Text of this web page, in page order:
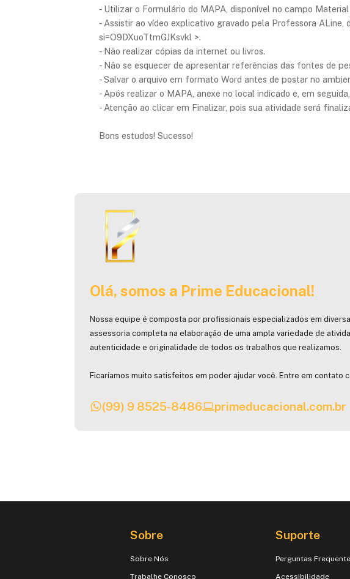
- Utilizar o Formulário do MAPA, disponível no campo
- Assistir ao vídeo explicativo gravado pela Professora
si=O9DXuoTtmGJKsvkl >.
- Não realizar cópias da internet ou livros.
- Não se esquecer de apresentar referências das fontes de
- Salvar o arquivo em formato Word antes de postar no
- Após realizar o MAPA, anexe no local indicado e, em
- Atenção ao clicar em Finalizar, pois sua atividade será
Bons estudos! Sucesso!
Olá, somos a Prime Educacional!
Nossa equipe é composta por profissionais especializados em
assessoria completa na elaboração de uma ampla variedade de
autenticidade e originalidade de todos os trabalhos que realizamos.
Ficaríamos muito satisfeitos em poder ajudar você. Entre em contato
(99) 9 8525-8486 primeducacional.com.br
Sobre
Sobre Nós
Trabalhe Conosco
Suporte
Perguntas
Acessibilidade